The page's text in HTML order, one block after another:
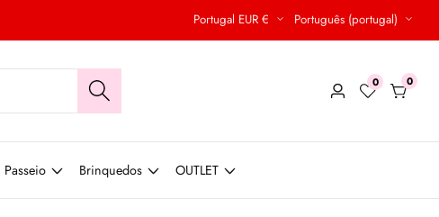
Portugal EUR € Português (portugal)
Conecte-
0 00
Passeio Brinquedos
OUTLET